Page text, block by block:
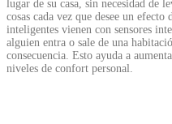
lugar de su casa, sin necesidad de
cosas cada vez que desee un
inteligentes vienen con sensores
alguien entra o sale de una
consecuencia. Esto ayuda a
niveles de confort personal.